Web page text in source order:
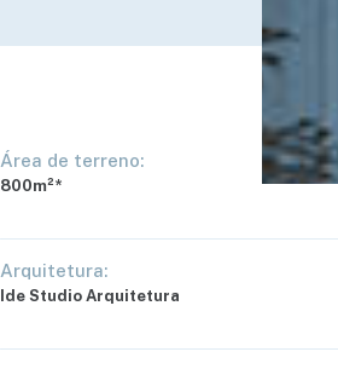
Área de terreno:
800m²*
Arquitetura:
Ide Studio Arquitetura